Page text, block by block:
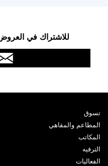
للاشتراك في
تسوق
المطاعم والمقاهي
المكاتب
الترفيه
الفعاليات